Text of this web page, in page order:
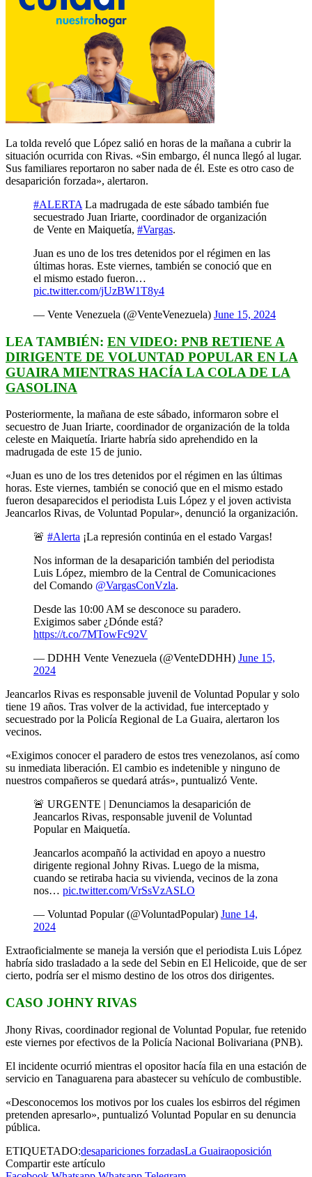
La tolda reveló que López salió en horas de la mañana a cubrir la
situación ocurrida con Rivas. «Sin embargo, él nunca llegó al lugar.
Sus familiares reportaron no saber nada de él. Este es otro caso de
desaparición forzada», alertaron.
#ALERTA La madrugada de este sábado también fue
secuestrado Juan Iriarte, coordinador de organización
de Vente en Maiquetía, #Vargas.
Juan es uno de los tres detenidos por el régimen en las
últimas horas. Este viernes, también se conoció que en
el mismo estado fueron…
pic.twitter.com/jUzBW1T8y4
— Vente Venezuela (@VenteVenezuela) June 15, 2024
LEA TAMBIÉN: EN VIDEO: PNB RETIENE A
DIRIGENTE DE VOLUNTAD POPULAR EN LA
GUAIRA MIENTRAS HACÍA LA COLA DE LA
GASOLINA
Posteriormente, la mañana de este sábado, informaron sobre el
secuestro de Juan Iriarte, coordinador de organización de la tolda
celeste en Maiquetía. Iriarte habría sido aprehendido en la
madrugada de este 15 de junio.
«Juan es uno de los tres detenidos por el régimen en las últimas
horas. Este viernes, también se conoció que en el mismo estado
fueron desaparecidos el periodista Luis López y el joven activista
Jeancarlos Rivas, de Voluntad Popular», denunció la organización.
🚨 #Alerta ¡La represión continúa en el estado Vargas!
Nos informan de la desaparición también del periodista
Luis López, miembro de la Central de Comunicaciones
del Comando @VargasConVzla.
Desde las 10:00 AM se desconoce su paradero.
Exigimos saber ¿Dónde está?
https://t.co/7MTowFc92V
— DDHH Vente Venezuela (@VenteDDHH) June 15,
2024
Jeancarlos Rivas es responsable juvenil de Voluntad Popular y solo
tiene 19 años. Tras volver de la actividad, fue interceptado y
secuestrado por la Policía Regional de La Guaira, alertaron los
vecinos.
«Exigimos conocer el paradero de estos tres venezolanos, así como
su inmediata liberación. El cambio es indetenible y ninguno de
nuestros compañeros se quedará atrás», puntualizó Vente.
🚨 URGENTE | Denunciamos la desaparición de
Jeancarlos Rivas, responsable juvenil de Voluntad
Popular en Maiquetía.
Jeancarlos acompañó la actividad en apoyo a nuestro
dirigente regional Johny Rivas. Luego de la misma,
cuando se retiraba hacia su vivienda, vecinos de la zona
nos… pic.twitter.com/VrSsVzASLO
— Voluntad Popular (@VoluntadPopular) June 14,
2024
Extraoficialmente se maneja la versión que el periodista Luis López
habría sido trasladado a la sede del Sebin en El Helicoide, que de ser
cierto, podría ser el mismo destino de los otros dos dirigentes.
CASO JOHNY RIVAS
Jhony Rivas, coordinador regional de Voluntad Popular, fue retenido
este viernes por efectivos de la Policía Nacional Bolivariana (PNB).
El incidente ocurrió mientras el opositor hacía fila en una estación de
servicio en Tanaguarena para abastecer su vehículo de combustible.
«Desconocemos los motivos por los cuales los esbirros del régimen
pretenden apresarlo», puntualizó Voluntad Popular en su denuncia
pública.
ETIQUETADO:desapariciones forzadasLa Guairaoposición
Compartir este artículo